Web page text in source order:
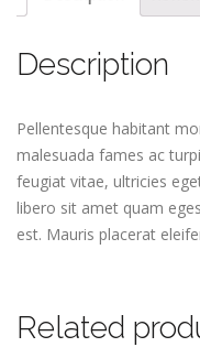
Description
Pellentesque habitant
malesuada fames ac
feugiat vitae, ultricies
libero sit amet quam
est. Mauris placerat
Related